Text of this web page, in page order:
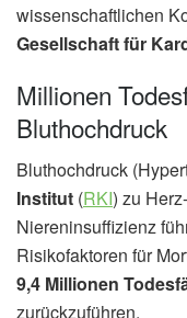
wissenschaftlichen
Gesellschaft für
Millionen
Bluthochdruck
Bluthochdruck
Institut (RKI) zu
Niereninsuffizienz
Risikofaktoren für
9,4 Millionen
zurückzuführen.